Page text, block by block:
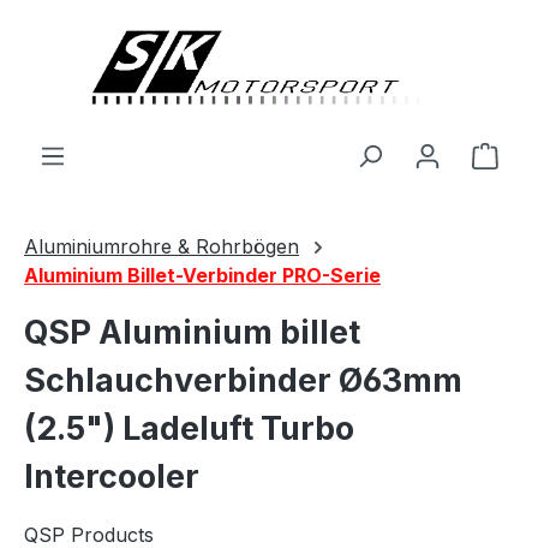
Aluminiumrohre & Rohrbögen
Aluminium Billet-Verbinder PRO-Serie
QSP Aluminium billet
Schlauchverbinder Ø63mm
(2.5") Ladeluft Turbo
Intercooler
QSP Products